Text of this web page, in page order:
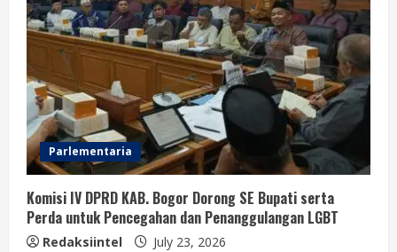
Parlementaria
Komisi IV DPRD KAB. Bogor Dorong SE Bupati serta
Perda untuk Pencegahan dan Penanggulangan LGBT
Redaksiintel July 23, 2026